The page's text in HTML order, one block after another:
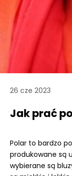
26 cze 2023
Jak prać
Polar to bardzo
produkowane są
wybierane są